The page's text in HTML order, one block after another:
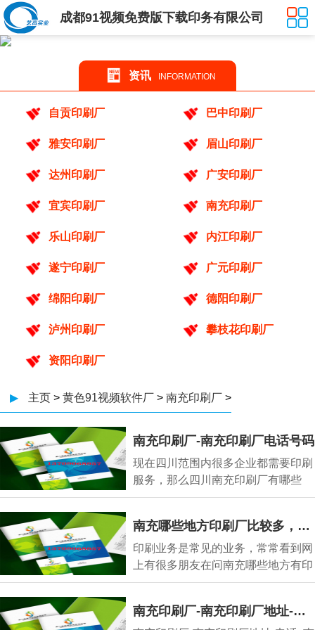
成都91视频免费版下载印务有限公司
资讯 INFORMATION
自贡印刷厂 巴中印刷厂
雅安印刷厂 眉山印刷厂
达州印刷厂 广安印刷厂
宜宾印刷厂 南充印刷厂
乐山印刷厂 内江印刷厂
遂宁印刷厂 广元印刷厂
绵阳印刷厂 德阳印刷厂
泸州印刷厂 攀枝花印刷厂
资阳印刷厂
▶ 主页 > 黄色91视频软件厂 > 南充印刷厂 >
南充印刷厂-南充印刷厂电话号码
现在四川范围内很多企业都需要印刷
服务，那么四川南充印刷厂有哪些
呢，南充印刷厂
南充哪些地方印刷厂比较多，南充印刷厂主要集中在哪里
印刷业务是常见的业务，常常看到网
上有很多朋友在问南充哪些地方有印
刷厂、南充哪
南充印刷厂-南充印刷厂地址-电话